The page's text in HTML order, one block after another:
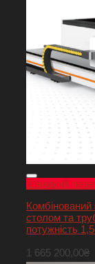
Швидкий
Комбінований
столом та
потужність
1 665 200,00₴